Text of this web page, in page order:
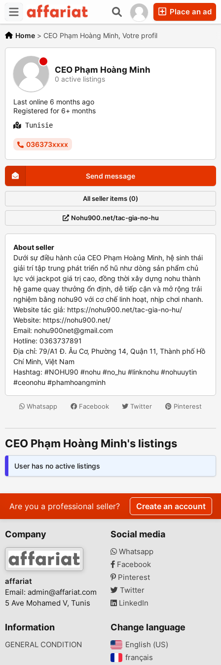
Place an ad
Home > CEO Phạm Hoàng Minh, Votre profil
CEO Phạm Hoàng Minh
0 active listings
Last online 6 months ago
Registered for 6+ months
Tunisie
036373xxxx
Send message
All seller items (0)
Nohu900.net/tac-gia-no-hu
About seller
Dưới sự điều hành của CEO Phạm Hoàng Minh, hệ sinh thái
giải trí tập trung phát triển nổ hũ như dòng sản phẩm chủ
lực với jackpot giá trị cao, đồng thời xây dựng nohu thành
hệ game quay thưởng ổn định, dễ tiếp cận và mở rộng trải
nghiệm bằng nohu90 với cơ chế linh hoạt, nhịp chơi nhanh.
Website tác giả: https://nohu900.net/tac-gia-no-hu/
Website: https://nohu900.net/
Email: nohu900net@gmail.com
Hotline: 0363737891
Địa chỉ: 79/A1 Đ. Âu Cơ, Phường 14, Quận 11, Thành phố Hồ
Chí Minh, Việt Nam
Hashtag: #NOHU90 #nohu #no_hu #linknohu #nohuuytin
#ceonohu #phamhoangminh
Whatsapp Facebook Twitter Pinterest
CEO Phạm Hoàng Minh's listings
User has no active listings
Are you a professional seller? Create an account
Company
affariat
Email: admin@affariat.com
5 Ave Mohamed V, Tunis
Social media
Whatsapp
Facebook
Pinterest
Twitter
LinkedIn
Information
GENERAL CONDITION
Change language
English (US)‎
français‎